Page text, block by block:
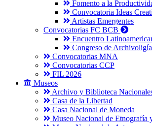
Fomento a la
Convocatoria Ideas
Artistas Emergentes
Convocatorias FC BCB
Encuentro
Congreso de
Convocatorias MNA
Convocatorias CCP
FIL 2026
Museos
Archivo y Biblioteca
Casa de la Libertad
Casa Nacional de Moneda
Museo Nacional de Etnografía